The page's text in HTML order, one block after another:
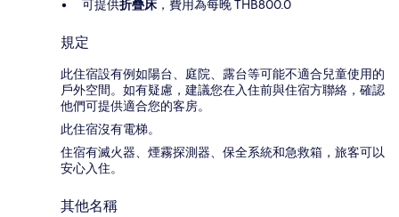
可提供折疊床 ，費用為每晚 THB800.0
規定
此住宿設有例如陽台、庭院、露台等可能不適合兒童使用的
戶外空間。如有疑慮，建議您在入住前與住宿方聯絡，確認
他們可提供適合您的客房。
此住宿沒有電梯。
住宿有滅火器、煙霧探測器、保全系統和急救箱，旅客可以
安心入住。
其他名稱